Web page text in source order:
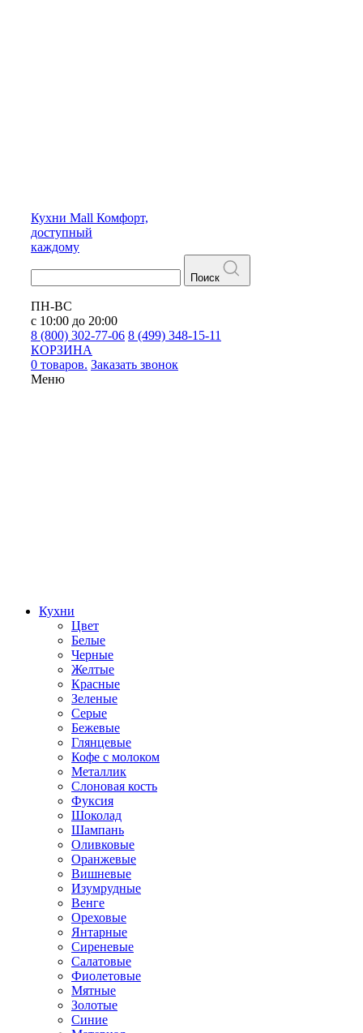
Кухни Mall Комфорт,
доступный
каждому
Поиск
ПН-ВС
с 10:00 до 20:00
8 (800) 302-77-06 8 (499) 348-15-11
КОРЗИНА
0 товаров. Заказать звонок
Меню
Кухни
Цвет
Белые
Черные
Желтые
Красные
Зеленые
Серые
Бежевые
Глянцевые
Кофе с молоком
Металлик
Слоновая кость
Фуксия
Шоколад
Шампань
Оливковые
Оранжевые
Вишневые
Изумрудные
Венге
Ореховые
Янтарные
Сиреневые
Салатовые
Фиолетовые
Мятные
Золотые
Синие